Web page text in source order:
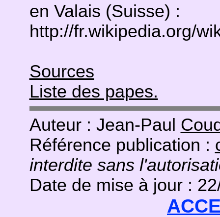
en Valais (Suisse) :
http://fr.wikipedia.org/
Sources
Liste des papes.
Auteur : Jean-Paul
Référence publication :
interdite sans
Date de mise à jour :